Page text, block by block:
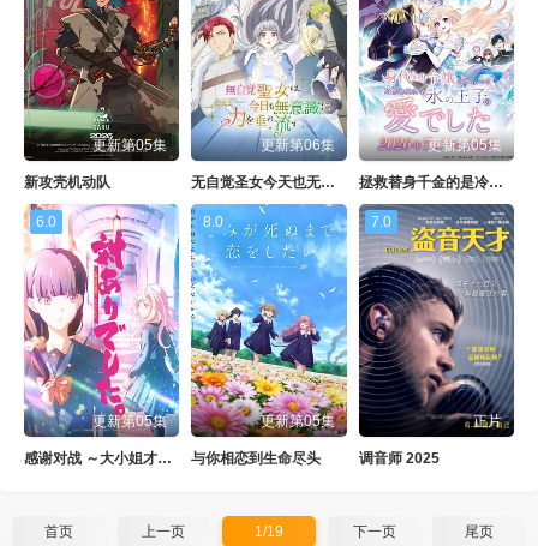
更新第05集
新攻壳机动队
更新第06集
无自觉圣女今天也无意识地释放力量
更新第05集
拯救替身千金的是冷酷无情冰之王子的爱
6.0
更新第05集
感谢对战 ～大小姐才不玩格斗游戏～
8.0
更新第05集
与你相恋到生命尽头
7.0
正片
调音师 2025
首页 上一页 1/19 下一页 尾页